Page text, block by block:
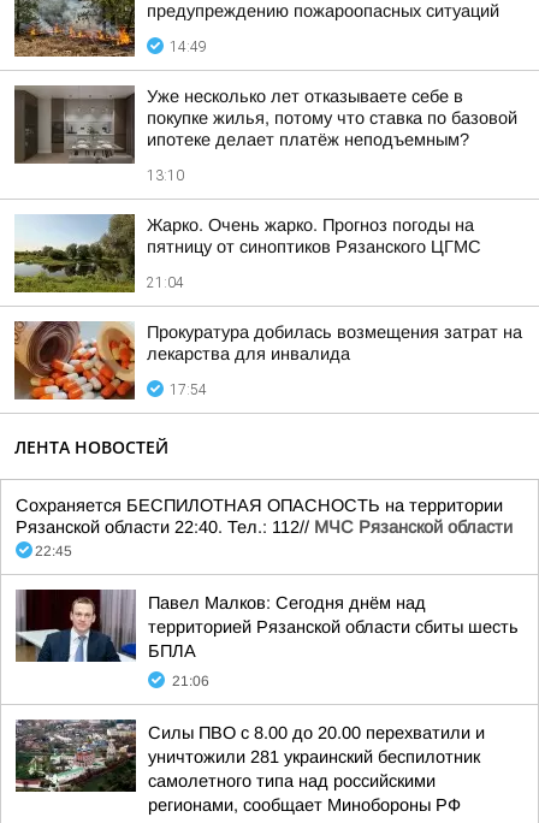
предупреждению пожароопасных ситуаций
14:49
Уже несколько лет отказываете себе в
покупке жилья, потому что ставка по базовой
ипотеке делает платёж неподъемным?
13:10
Жарко. Очень жарко. Прогноз погоды на
пятницу от синоптиков Рязанского ЦГМС
21:04
Прокуратура добилась возмещения затрат на
лекарства для инвалида
17:54
ЛЕНТА НОВОСТЕЙ
Сохраняется БЕСПИЛОТНАЯ ОПАСНОСТЬ на территории
Рязанской области 22:40. Тел.: 112// МЧС Рязанской области
22:45
Павел Малков: Сегодня днём над
территорией Рязанской области сбиты шесть
БПЛА
21:06
Силы ПВО с 8.00 до 20.00 перехватили и
уничтожили 281 украинский беспилотник
самолетного типа над российскими
регионами, сообщает Минобороны РФ